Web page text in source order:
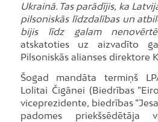
Ukrainā. Tas parādījis, ka
pilsoniskās līdzdalības un
bijis līdz galam
atskatoties uz aizvadīto
Pilsoniskās alianses direktore
Šogad mandāta termiņš
Lolitai Čigānei (Biedrības
viceprezidente, biedrības
padomes priekšsēdētāja